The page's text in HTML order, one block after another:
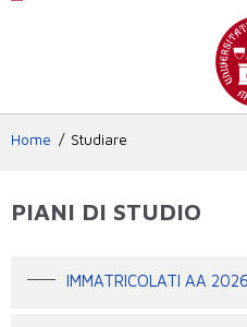
Home Studiare
PIANI DI STUDIO
IMMATRICOLATI AA